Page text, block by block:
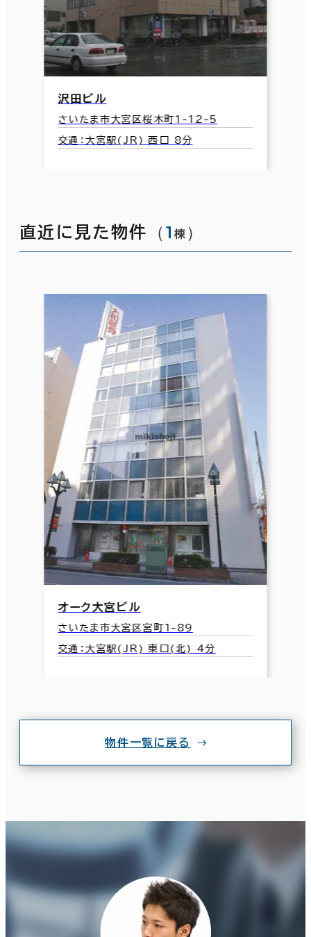
沢田ビル
さいたま市大宮区桜木町1-12-5
交通：大宮駅(JR) 西口 8分
直近に見た物件 （1 棟 ）
オーク大宮ビル
さいたま市大宮区宮町1-89
交通：大宮駅(JR) 東口(北) 4分
物件一覧に戻る